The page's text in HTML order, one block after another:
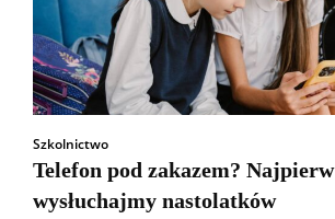
Szkolnictwo
Telefon pod zakazem? Najpierw
wysłuchajmy nastolatków
Wszyscy Aleksander Borowik